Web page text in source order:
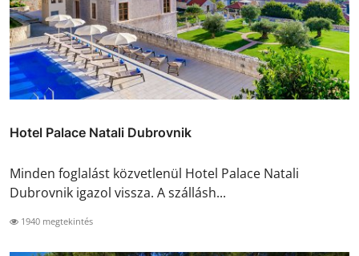
Hotel Palace Natali Dubrovnik
Minden foglalást közvetlenül Hotel Palace Natali
Dubrovnik igazol vissza. A szállásh...
1940 megtekintés